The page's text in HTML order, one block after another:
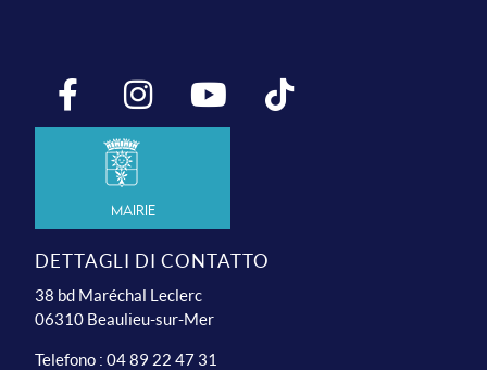
Mairie
DETTAGLI DI CONTATTO
38 bd Maréchal Leclerc
06310 Beaulieu-sur-Mer
Telefono : 04 89 22 47 31